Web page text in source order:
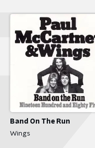
Band On The Run
Wings